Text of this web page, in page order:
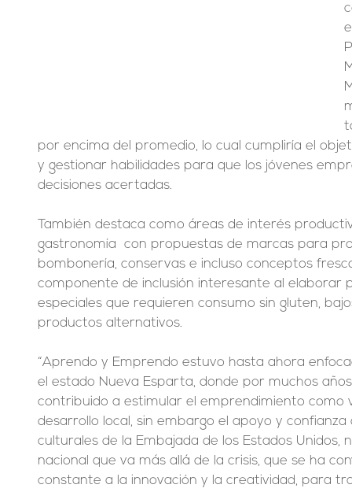
por encima del promedio, lo cual cumpliría el
y gestionar habilidades para que los jóvenes
decisiones acertadas.
También destaca como áreas de interés
gastronomía  con propuestas de marcas para
bombonería, conservas e incluso conceptos
componente de inclusión interesante al elaborar
especiales que requieren consumo sin gluten,
productos alternativos.
“Aprendo y Emprendo estuvo hasta ahora
el estado Nueva Esparta, donde por muchos
contribuido a estimular el emprendimiento
desarrollo local, sin embargo el apoyo y
culturales de la Embajada de los Estados
nacional que va más allá de la crisis, que se ha
constante a la innovación y la creatividad, para